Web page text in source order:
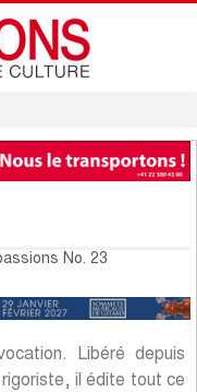
No. 23
Libéré depuis
il édite tout ce